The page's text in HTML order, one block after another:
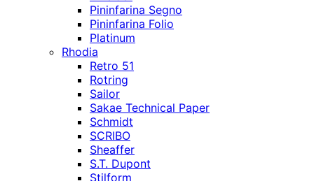
Pininfarina Segno
Pininfarina Folio
Platinum
Rhodia
Retro 51
Rotring
Sailor
Sakae Technical Paper
Schmidt
SCRIBO
Sheaffer
S.T. Dupont
Stilform